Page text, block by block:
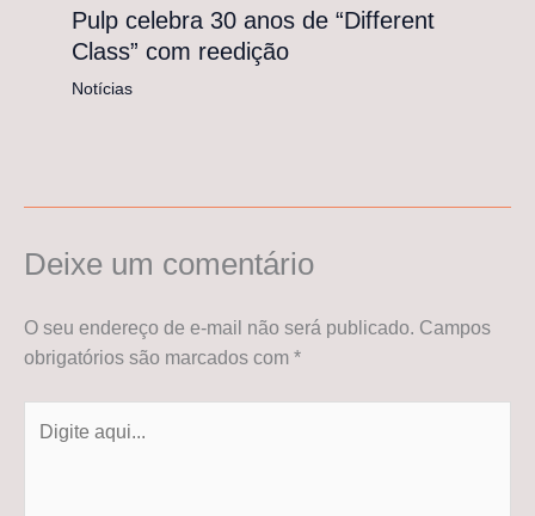
Pulp celebra 30 anos de “Different
Class” com reedição
Notícias
Deixe um comentário
O seu endereço de e-mail não será publicado. Campos
obrigatórios são marcados com *
aqui...